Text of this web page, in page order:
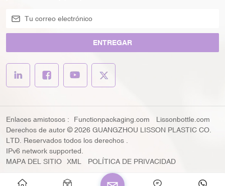
ENTREGAR
Enlaces amistosos : Functionpackaging.com
Lissonbottle.com
Derechos de autor © 2026 GUANGZHOU LISSON PLASTIC CO.
LTD. Reservados todos los derechos .
IPv6 network supported.
MAPA DEL SITIO
XML POLÍTICA DE PRIVACIDAD